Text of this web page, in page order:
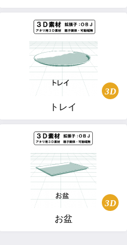
3D
トレイ
3D
お盆